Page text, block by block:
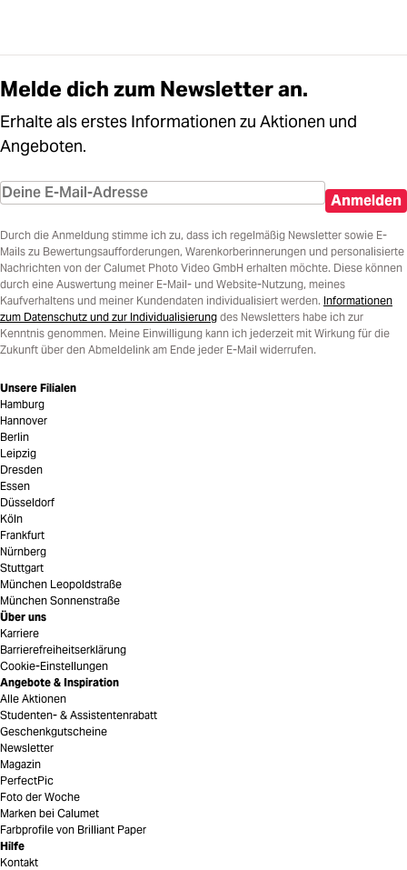
Melde dich zum Newsletter an.
Erhalte als erstes Informationen zu Aktionen und
Angeboten.
Anmelden
Durch die Anmeldung stimme ich zu, dass ich regelmäßig Newsletter sowie E-
Mails zu Bewertungsaufforderungen, Warenkorberinnerungen und personalisierte
Nachrichten von der Calumet Photo Video GmbH erhalten möchte. Diese können
durch eine Auswertung meiner E-Mail- und Website-Nutzung, meines
Kaufverhaltens und meiner Kundendaten individualisiert werden. Informationen
zum Datenschutz und zur Individualisierung des Newsletters habe ich zur
Kenntnis genommen. Meine Einwilligung kann ich jederzeit mit Wirkung für die
Zukunft über den Abmeldelink am Ende jeder E-Mail widerrufen.
Unsere Filialen
Hamburg
Hannover
Berlin
Leipzig
Dresden
Essen
Düsseldorf
Köln
Frankfurt
Nürnberg
Stuttgart
München Leopoldstraße
München Sonnenstraße
Über uns
Karriere
Barrierefreiheitserklärung
Cookie-Einstellungen
Angebote & Inspiration
Alle Aktionen
Studenten- & Assistentenrabatt
Geschenkgutscheine
Newsletter
Magazin
PerfectPic
Foto der Woche
Marken bei Calumet
Farbprofile von Brilliant Paper
Hilfe
Kontakt